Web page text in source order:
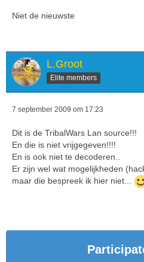
Niet de nieuwste
L.Groot
Elite members
7 september 2009 om 17:23
Dit is de TribalWars Lan source!!!
En die is niet vrijgegeven!!!!
En is ook niet te decoderen..
Er zijn wel wat mogelijkheden
maar die bespreek ik hier niet...